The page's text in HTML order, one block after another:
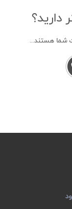
شما هستند...